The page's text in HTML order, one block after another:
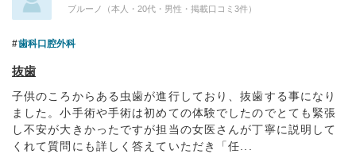
ブルーノ（本人・20代・男性・掲載口コミ3件）
歯科口腔外科
抜歯
子供のころからある虫歯が進行しており、抜歯する事になり
ました。小手術や手術は初めての体験でしたのでとても緊張
し不安が大きかったですが担当の女医さんが丁寧に説明して
くれて質問にも詳しく答えていただき「任...